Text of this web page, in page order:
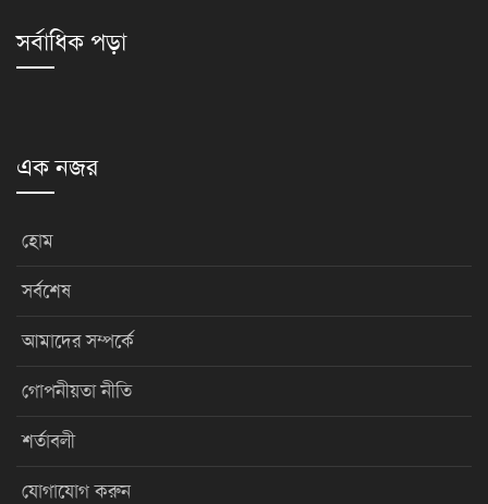
সর্বাধিক পড়া
এক নজর
হোম
সর্বশেষ
আমাদের সম্পর্কে
গোপনীয়তা নীতি
শর্তাবলী
যোগাযোগ করুন